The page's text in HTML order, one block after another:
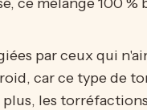
par ceux qui
car ce type de
les